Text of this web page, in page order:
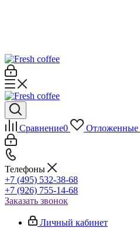
Сравнение0 Отложенные
Телефоны
+7 (495) 532-38-68
+7 (926) 755-14-68
Заказать звонок
Личный кабинет